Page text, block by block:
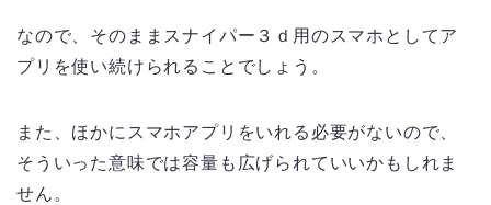
なので、そのままスナイパー３ｄ用のスマホとしてア
プリを使い続けられることでしょう。
また、ほかにスマホアプリをいれる必要がないので、
そういった意味では容量も広げられていいかもしれま
せん。